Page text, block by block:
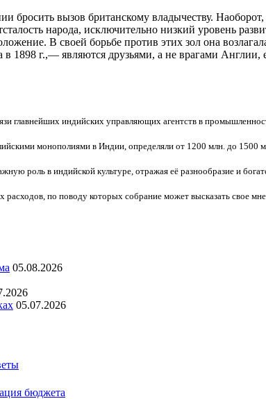
бросить вызов британскому владычеству.
народа, исключительно низкий уровень
В своей борьбе против этих зол она
1898 г.,— являются друзьями, а не врагами
главнейших индийских управляющих агентств в
монополиями в Индии, определяли от 1200 млн. до 1500
роль в индийской культуре, отражая её разнообразие и
расходов, по поводу которых собрание может высказать свое
05.08.2026
05.07.2026
бюджета